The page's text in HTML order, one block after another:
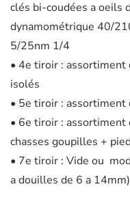
clés bi-coudées a oeils
dynamométrique 40/
5/25nm 1/4
• 4e tiroir :
isolés
• 5e tiroir :
• 6e tiroir : assortiment
chasses goupilles +
• 7e tiroir : Vide ou
a douilles de 6 a